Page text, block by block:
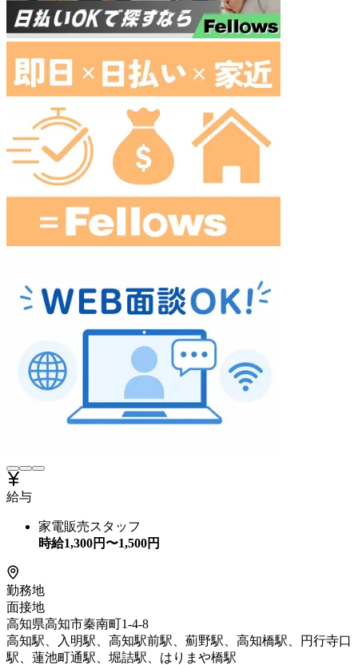
給与
家電販売スタッフ
時給1,300円〜1,500円
勤務地
面接地
高知県高知市秦南町1-4-8
高知駅、入明駅、高知駅前駅、薊野駅、高知橋駅、円行寺口
駅、蓮池町通駅、堀詰駅、はりまや橋駅